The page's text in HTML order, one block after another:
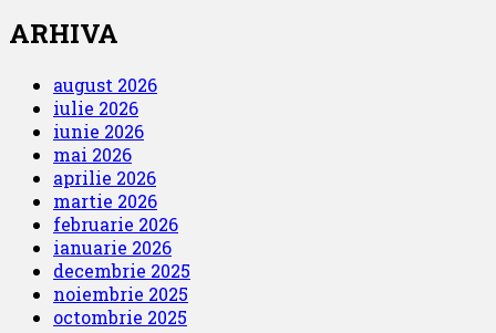
ARHIVA
august 2026
iulie 2026
iunie 2026
mai 2026
aprilie 2026
martie 2026
februarie 2026
ianuarie 2026
decembrie 2025
noiembrie 2025
octombrie 2025